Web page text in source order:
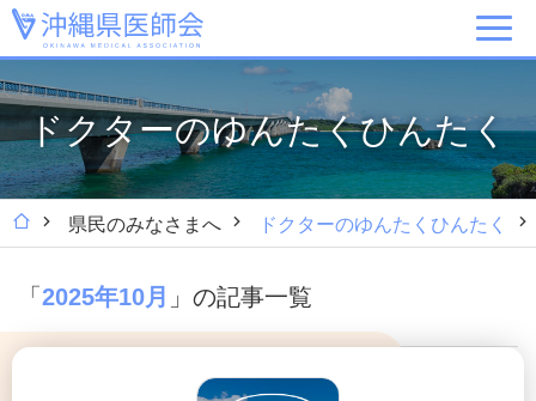
ドクターのゆんたくひんたく
県民のみなさまへ ドクターのゆんたくひんたく
「2025年10月 」の記事一覧